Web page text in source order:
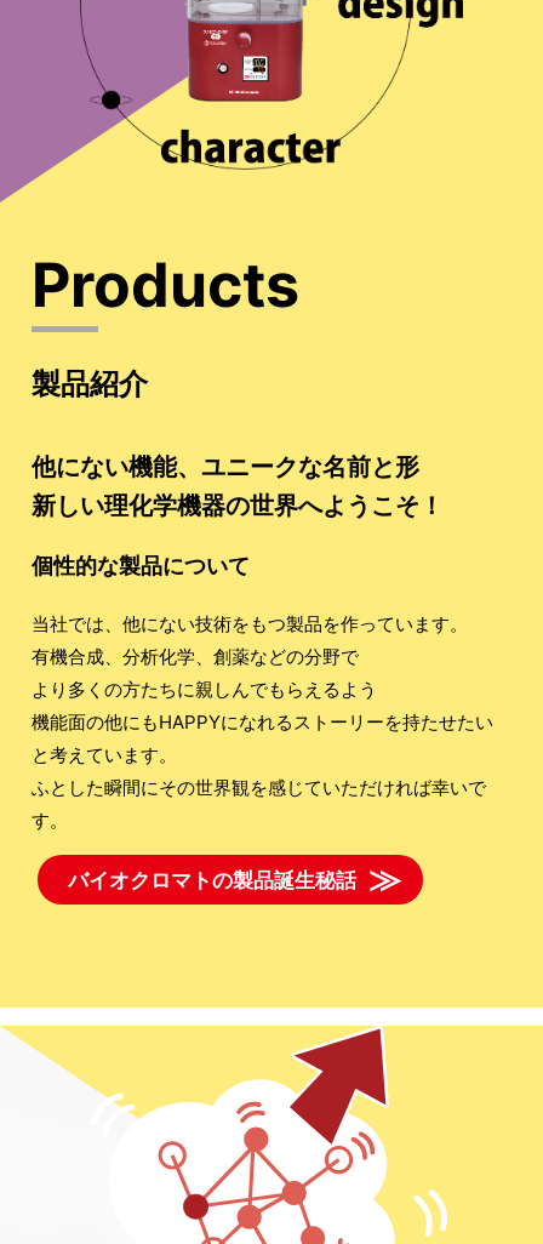
製品紹介
他にない機能、ユニークな名前と形
新しい理化学機器の世界へようこそ！
個性的な製品について
当社では、他にない技術をもつ製品を作っています。
有機合成、分析化学、創薬などの分野で
より多くの方たちに親しんでもらえるよう
機能面の他にもHAPPYになれるストーリーを持たせたい
と考えています。
ふとした瞬間にその世界観を感じていただければ幸いで
す。
バイオクロマトの製品誕生秘話